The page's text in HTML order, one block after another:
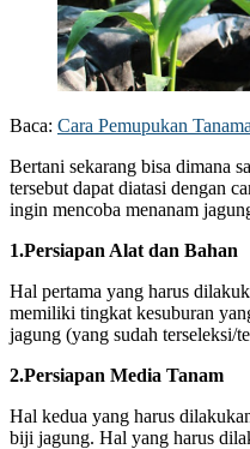
Baca: Cara Pemupukan
Bertani sekarang bisa dimana
tersebut dapat diatasi dengan
ingin mencoba menanam
1.Persiapan Alat dan Bahan
Hal pertama yang harus
memiliki tingkat kesuburan
jagung (yang sudah terseleksi/
2.Persiapan Media Tanam
Hal kedua yang harus
biji jagung. Hal yang harus